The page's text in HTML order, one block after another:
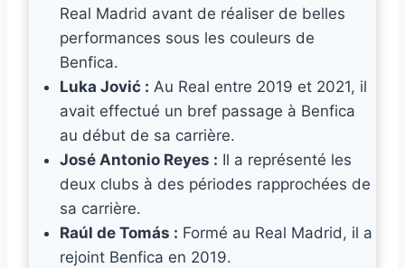
Real Madrid avant de réaliser de belles
performances sous les couleurs de
Benfica.
Luka Jović : Au Real entre 2019 et 2021, il
avait effectué un bref passage à Benfica
au début de sa carrière.
José Antonio Reyes : Il a représenté les
deux clubs à des périodes rapprochées de
sa carrière.
Raúl de Tomás : Formé au Real Madrid, il a
rejoint Benfica en 2019.